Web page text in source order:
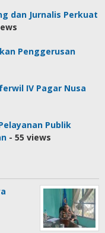
dan Jurnalis Perkuat
Penggerusan
IV Pagar Nusa
Publik
- 55 views